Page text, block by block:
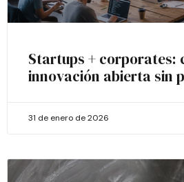
Startups + corporates:
innovación abierta sin
31 de enero de 2026